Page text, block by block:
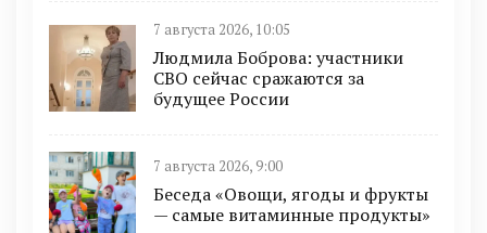
7 августа 2026, 10:05
Людмила Боброва: участники
СВО сейчас сражаются за
будущее России
7 августа 2026, 9:00
Беседа «Овощи, ягоды и фрукты
— самые витаминные продукты»